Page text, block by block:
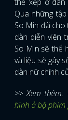
Qua những
So Min đã cho
dàn diễn viên
So Min sẽ thể
và liệu sẽ gây
dàn nữ chính
>> Xem thêm:
hình ở bộ phim